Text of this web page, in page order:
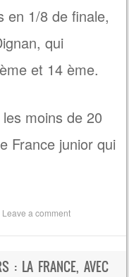
en 1/8 de finale,
qui
et 14 ème.
moins de 20
France junior qui
Leave a comment
: LA FRANCE, AVEC